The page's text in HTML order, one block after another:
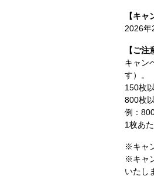
【キャ
2026
【ご注
キャン
す）。
150枚
800枚
例：
1枚あ
※キャ
※キャ
いたし